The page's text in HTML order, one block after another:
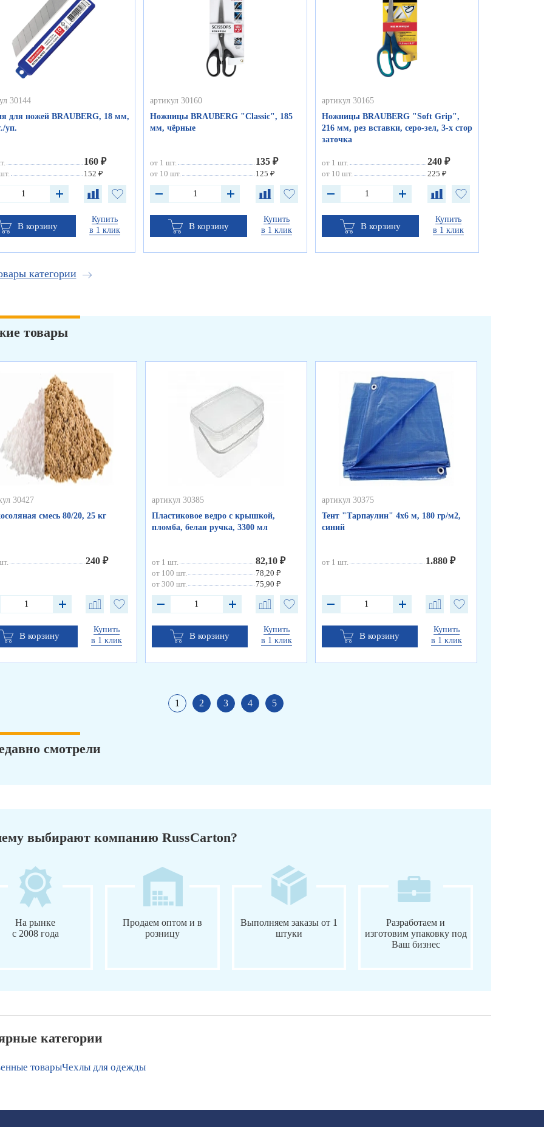
30144
для ножей BRAUBERG, 18 мм,
уп.
160 ₽
152 ₽
В корзину
Купить
в 1 клик
артикул 30160
Ножницы BRAUBERG "Classic", 185
мм, чёрные
от 1 шт. 135 ₽
от 10 шт. 125 ₽
В корзину
Купить
в 1 клик
артикул 30165
Ножницы BRAUBERG "Soft Grip",
216 мм, рез вставки, серо-зел, 3-х стор
заточка
от 1 шт. 240 ₽
от 10 шт. 225 ₽
В корзину
Купить
в 1 клик
категории
товары
30427
смесь 80/20, 25 кг
240 ₽
В корзину
Купить
в 1 клик
артикул 30385
Пластиковое ведро с крышкой,
пломба, белая ручка, 3300 мл
от 1 шт. 82,10 ₽
от 100 шт.
78,20 ₽
от 300 шт.
75,90 ₽
В корзину
Купить
в 1 клик
артикул 30375
Тент "Тарпаулин" 4х6 м, 180 гр/м2,
синий
от 1 шт. 1.880 ₽
В корзину
Купить
в 1 клик
1 2 3 4 5
смотрели
выбирают компанию RussCarton?
На рынке
с 2008 года
Продаем оптом и в
розницу
Выполняем заказы от 1
штуки
Разработаем и
изготовим упаковку под
Ваш бизнес
категории
товарыЧехлы для одежды